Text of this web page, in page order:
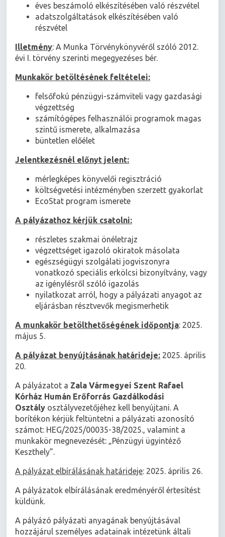
éves beszámoló elkészítésében való részvétel
adatszolgáltatások elkészítésében való
részvétel
Illetmény: A Munka Törvénykönyvéről szóló 2012.
évi I. törvény szerinti megegyezéses bér.
Munkakör betöltésének feltételei:
felsőfokú pénzügyi-számviteli vagy gazdasági
végzettség
számítógépes felhasználói programok magas
szintű ismerete, alkalmazása
büntetlen előélet
Jelentkezésnél előnyt jelent:
mérlegképes könyvelői regisztráció
költségvetési intézményben szerzett gyakorlat
EcoStat program ismerete
A pályázathoz kérjük csatolni:
részletes szakmai önéletrajz
végzettséget igazoló okiratok másolata
egészségügyi szolgálati jogviszonyra
vonatkozó speciális erkölcsi bizonyítvány, vagy
az igénylésről szóló igazolás
nyilatkozat arról, hogy a pályázati anyagot az
eljárásban résztvevők megismerhetik
A munkakör betölthetőségének időpontja: 2025.
május 5.
A pályázat benyújtásának határideje: 2025. április
20.
A pályázatot a Zala Vármegyei Szent Rafael
Kórház Humán Erőforrás Gazdálkodási
Osztály osztályvezetőjéhez kell benyújtani. A
borítékon kérjük feltüntetni a pályázati azonosító
számot: HEG/2025/00035-38/2025., valamint a
munkakör megnevezését: „Pénzügyi ügyintéző
Keszthely”.
A pályázat elbírálásának határideje: 2025. április 26.
A pályázatok elbírálásának eredményéről értesítést
küldünk.
A pályázó pályázati anyagának benyújtásával
hozzájárul személyes adatainak intézetünk általi